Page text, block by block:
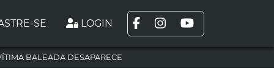
SE LOGIN
BALEADA DESAPARECE